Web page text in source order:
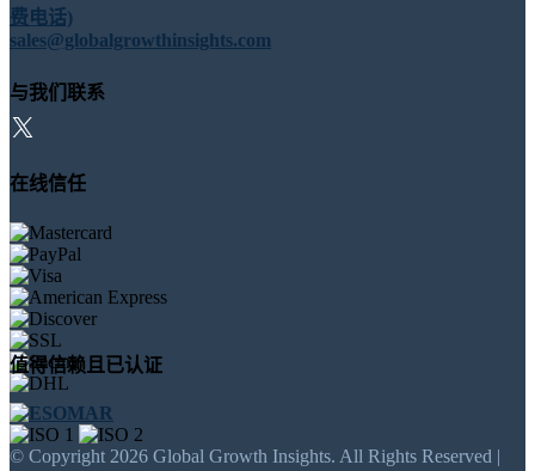
费电话)
sales@globalgrowthinsights.com
与我们联系
在线信任
值得信赖且已认证
© Copyright 2026 Global Growth Insights. All Rights Reserved |